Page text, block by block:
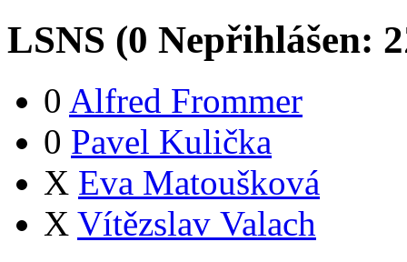
LSNS (0 Nepřihlášen: 2
0 Alfred Frommer
0 Pavel Kulička
X Eva Matoušková
X Vítězslav Valach